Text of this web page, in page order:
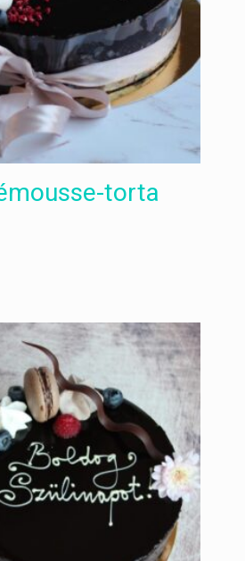
torta